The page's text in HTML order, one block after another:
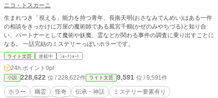
ニコ・トスカーニ
生まれつき「視える」能力を持つ青年、長南天明(おさなみてんめい)はある一件
の相談をきっかけに万屋の魔術師である風宮千鶴(かぜのみやちづる)と知り合
い、パートナーとして魔術や妖魔、霊などが関わる事件の調査に乗り出すことに
なる。 一話完結のミステリーっぽいホラーです。
ライト文芸 連載中 ｼｮｰﾄｼｮｰﾄ
24h.ポイント 0pt
小説 228,622 位 / 228,622件 ライト文芸 9,591 位 / 9,591件
ホラー 幽霊 怪奇 伝承・神話
ミステリー要素有り